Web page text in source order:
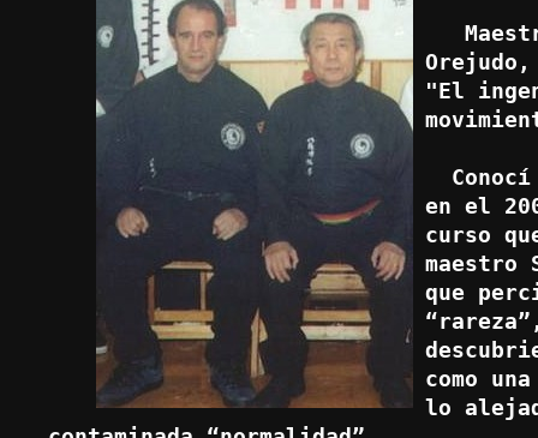
"El
en el
curso
maestro
que
como
lo